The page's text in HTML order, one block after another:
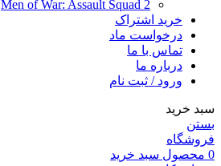
Men of War: Assault Squad 2
خرید اشتراک
درخواست ماد
تماس با ما
درباره ما
ورود / ثبت نام
سبد خرید
بستن
فروشگاه
0 محصول سبد خرید